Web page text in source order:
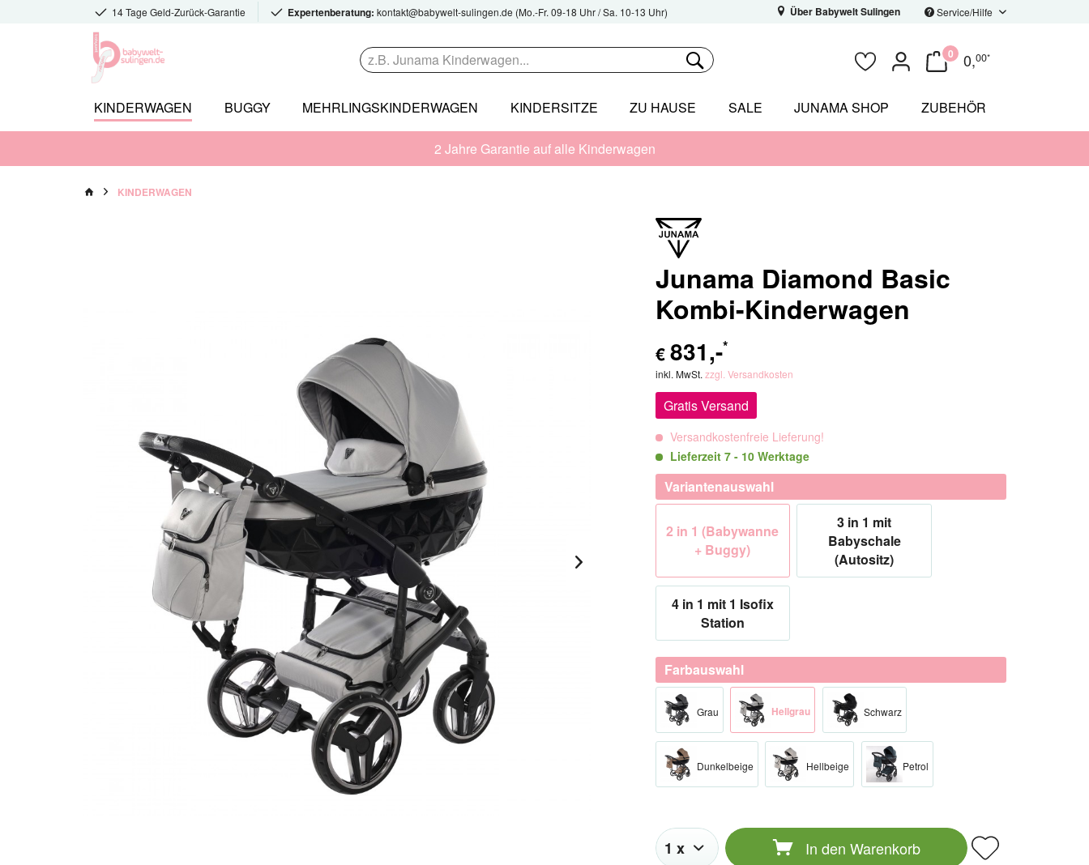
14 Tage Geld-Zurück-Garantie Expertenberatung: kontakt@babywelt-sulingen.de (Mo.-Fr. 09-18 Uhr / Sa. 10-13 Uhr) Über Babywelt Sulingen Service/Hilfe
0 0,00*
KINDERWAGEN BUGGY MEHRLINGSKINDERWAGEN KINDERSITZE ZU HAUSE SALE JUNAMA SHOP ZUBEHÖR
2 Jahre Garantie auf alle Kinderwagen
KINDERWAGEN
Junama Diamond Basic
Kombi-Kinderwagen
€ 831,-*
inkl. MwSt. zzgl. Versandkosten
Gratis Versand
Versandkostenfreie Lieferung!
Lieferzeit 7 - 10 Werktage
Variantenauswahl
2 in 1 (Babywanne
+ Buggy)
3 in 1 mit
Babyschale
(Autositz)
4 in 1 mit 1 Isofix
Station
Farbauswahl
Grau Hellgrau Schwarz
Dunkelbeige Hellbeige Petrol
In den Warenkorb